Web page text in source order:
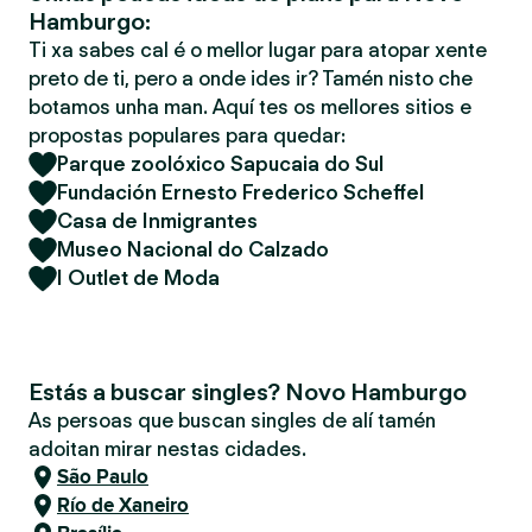
Hamburgo:
Ti xa sabes cal é o mellor lugar para atopar xente
preto de ti, pero a onde ides ir? Tamén nisto che
botamos unha man. Aquí tes os mellores sitios e
propostas populares para quedar:
Parque zoolóxico Sapucaia do Sul
Fundación Ernesto Frederico Scheffel
Casa de Inmigrantes
Museo Nacional do Calzado
I Outlet de Moda
Estás a buscar singles? Novo Hamburgo
As persoas que buscan singles de alí tamén
adoitan mirar nestas cidades.
São Paulo
Río de Xaneiro